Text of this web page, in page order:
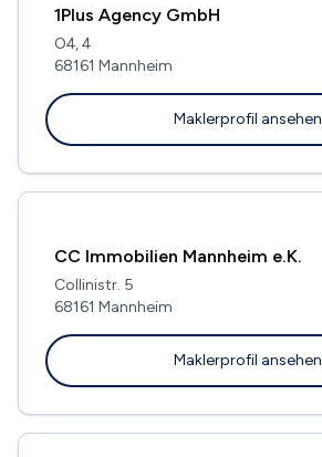
1Plus Agency GmbH
O4, 4
68161 Mannheim
Maklerprofil ansehen
CC Immobilien Mannheim e.K.
Collinistr. 5
68161 Mannheim
Maklerprofil ansehen